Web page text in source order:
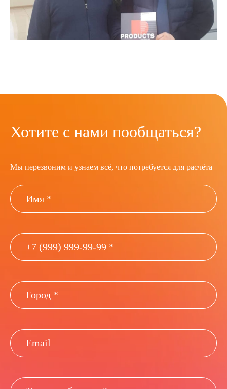
Хотите с нами пообщаться?
Мы перезвоним и узнаем всё, что потребуется для расчёта